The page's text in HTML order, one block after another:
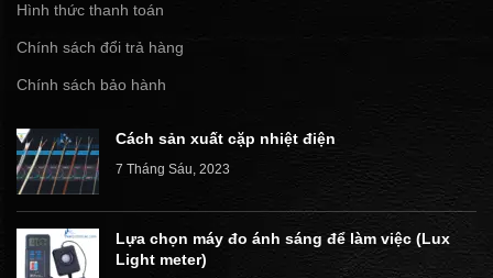
Hình thức thanh toán
Chính sách đổi trả hàng
Chính sách bảo hành
Cách sản xuất cặp nhiệt điện
7 Tháng Sáu, 2023
Lựa chọn máy đo ánh sáng để làm việc (Lux
Light meter)